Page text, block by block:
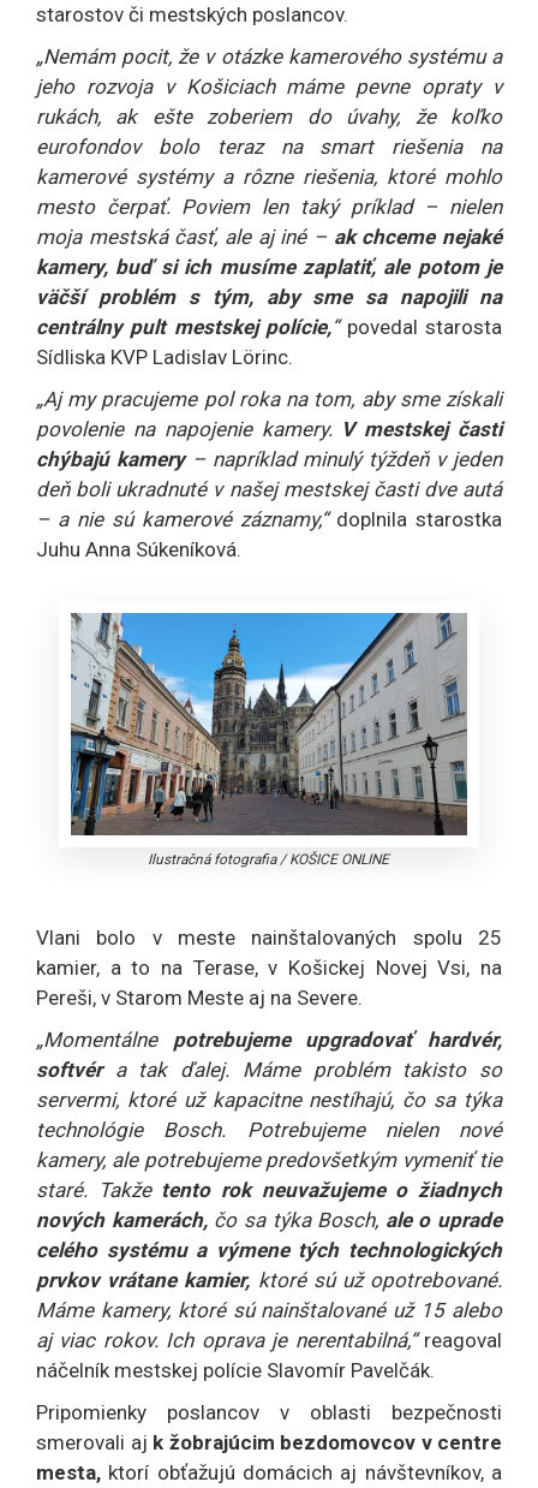
starostov či mestských poslancov.
„Nemám pocit, že v otázke kamerového systému a
jeho rozvoja v Košiciach máme pevne opraty v
rukách, ak ešte zoberiem do úvahy, že koľko
eurofondov bolo teraz na smart riešenia na
kamerové systémy a rôzne riešenia, ktoré mohlo
mesto čerpať. Poviem len taký príklad – nielen
moja mestská časť, ale aj iné – ak chceme nejaké
kamery, buď si ich musíme zaplatiť, ale potom je
väčší problém s tým, aby sme sa napojili na
centrálny pult mestskej polície,“povedal starosta
Sídliska KVP Ladislav Lörinc.
„Aj my pracujeme pol roka na tom, aby sme získali
povolenie na napojenie kamery. V mestskej časti
chýbajú kamery– napríklad minulý týždeň v jeden
deň boli ukradnuté v našej mestskej časti dve autá
– a nie sú kamerové záznamy,“doplnila starostka
Juhu Anna Súkeníková.
Ilustračná fotografia/KOŠICE ONLINE
Vlani bolo v meste nainštalovaných spolu 25
kamier, a to na Terase, v Košickej Novej Vsi, na
Pereši, v Starom Meste aj na Severe.
„Momentálne potrebujeme upgradovať hardvér,
softvéra tak ďalej. Máme problém takisto so
servermi, ktoré už kapacitne nestíhajú, čo sa týka
technológie Bosch. Potrebujeme nielen nové
kamery, ale potrebujeme predovšetkým vymeniť tie
staré. Takže tento rok neuvažujeme o žiadnych
nových kamerách, čo sa týka Bosch, ale o uprade
celého systému a výmene tých technologických
prvkov vrátane kamier, ktoré sú už opotrebované.
Máme kamery, ktoré sú nainštalované už 15 alebo
aj viac rokov. Ich oprava je nerentabilná,“reagoval
náčelník mestskej polície Slavomír Pavelčák.
Pripomienky poslancov v oblasti bezpečnosti
smerovali aj k žobrajúcim bezdomovcov v centre
mesta, ktorí obťažujú domácich aj návštevníkov, a